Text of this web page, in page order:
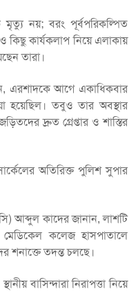
মৃত্যু নয়; বরং পূর্বপরিকল্পিত
কিছু কার্যকলাপ নিয়ে এলাকায়
তারা।
এরশাদকে আগে একাধিকবার
হয়েছিল। তবুও তার অবস্থার
দ্রুত গ্রেপ্তার ও শাস্তির
অতিরিক্ত পুলিশ সুপার
আব্দুল কাদের জানান, লাশটি
মেডিকেল কলেজ হাসপাতালে
শনাক্তে তদন্ত চলছে।
বাসিন্দারা নিরাপত্তা নিয়ে